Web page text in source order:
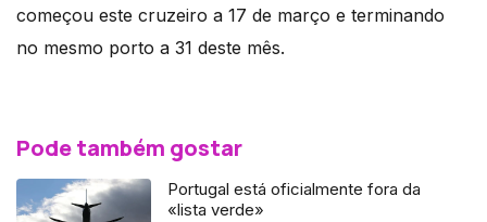
começou este cruzeiro a 17 de março e terminando
no mesmo porto a 31 deste mês.
Pode também gostar
Portugal está oficialmente fora da
«lista verde»